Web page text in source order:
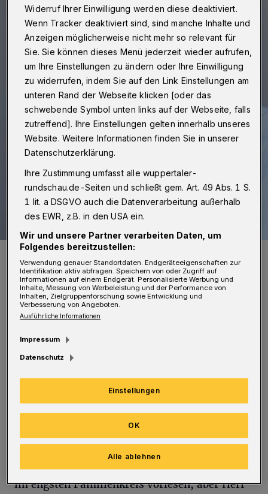
Rundschau-Redaktionsleiter Hendrik Walder.
Foto: Bettina Osswald
Von Hendrik Walder
A ber nun müssen wir natürlich auch
liefern. Und zwar alle. Auch wenn Leser
Joscha O. in bemerkenswerter Offenheit
forderte: "Wehe, Sie verbannen mir den
Roderich aus der Rundschau! Die anderen
Redakteure können ihr Tagebuch auch gerne
im engsten Familienkreis vorlesen, aber Herr
Widerruf Ihrer Einwilligung werden diese deaktiviert.
Wenn Tracker deaktiviert sind, sind manche Inhalte und
Anzeigen möglicherweise nicht mehr so relevant für
Sie. Sie können dieses Menü jederzeit wieder aufrufen,
um Ihre Einstellungen zu ändern oder Ihre Einwilligung
zu widerrufen, indem Sie auf den Link Einstellungen am
unteren Rand der Webseite klicken [oder das
schwebende Symbol unten links auf der Webseite, falls
zutreffend]. Ihre Einstellungen gelten innerhalb unseres
Website. Weitere Informationen finden Sie in unserer
Datenschutzerklärung.
Ihre Zustimmung umfasst alle wuppertaler-
rundschau.de-Seiten und schließt gem. Art. 49 Abs. 1 S.
1 lit. a DSGVO auch die Datenverarbeitung außerhalb
des EWR, z.B. in den USA ein.
Wir und unsere Partner verarbeiten Daten, um
Folgendes bereitzustellen:
Verwendung genauer Standortdaten. Endgeräteeigenschaften zur
Identifikation aktiv abfragen. Speichern von oder Zugriff auf
Informationen auf einem Endgerät. Personalisierte Werbung und
Inhalte, Messung von Werbeleistung und der Performance von
Inhalten, Zielgruppenforschung sowie Entwicklung und
Verbesserung von Angeboten.
Ausführliche Informationen
Impressum
Datenschutz
Einstellungen
Alle ablehnen
OK